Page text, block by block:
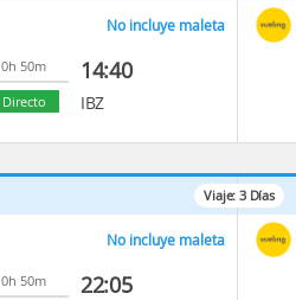
No incluye maleta
0h 50m
Directo
14:40
IBZ
Viaje: 3 Días
No incluye maleta
0h 50m
22:05